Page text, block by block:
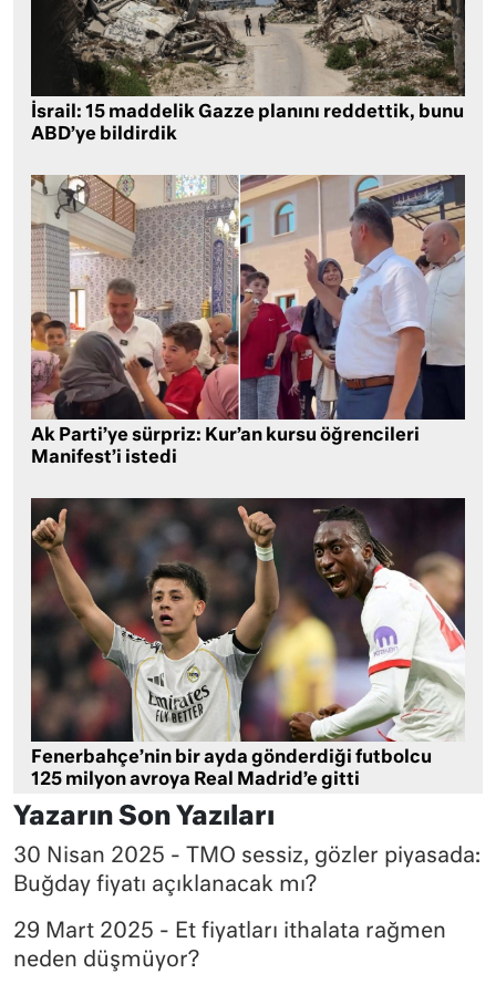
İsrail: 15 maddelik Gazze planını reddettik, bunu
ABD’ye bildirdik
Ak Parti’ye sürpriz: Kur’an kursu öğrencileri
Manifest’i istedi
Fenerbahçe’nin bir ayda gönderdiği futbolcu
125 milyon avroya Real Madrid’e gitti
Yazarın Son Yazıları
30 Nisan 2025 - TMO sessiz, gözler piyasada:
Buğday fiyatı açıklanacak mı?
29 Mart 2025 - Et fiyatları ithalata rağmen
neden düşmüyor?